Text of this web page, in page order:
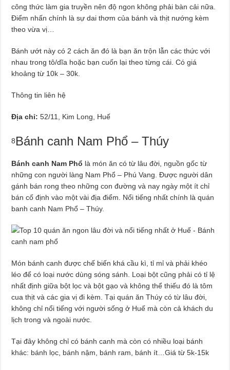
công thức làm gia truyền nên độ ngon không phải bàn cải nữa.
Điểm nhấn chính là sự dai thơm của bánh và thịt nướng kèm
theo vừa vị…
Bánh ướt này có 2 cách ăn đó là bạn ăn trộn lẫn các thức với
nhau trong tô/dĩa hoặc bạn cuốn lại theo từng cái. Có giá
khoảng từ 10k – 30k.
Thông tin liên hệ
Địa chỉ: 52/11, Kim Long, Huế
8Bánh canh Nam Phổ – Thúy
Bánh canh Nam Phổ là món ăn có từ lâu đời, nguồn gốc từ
những con người làng Nam Phổ – Phú Vang. Được người dân
gánh bán rong theo những con đường và nay ngày một ít chỉ
bán cố định vào một vài địa điểm. Nổi tiếng nhất chính là quán
banh canh Nam Phổ – Thúy.
Món bánh canh được chế biến khá cầu kì, tỉ mỉ và phải khéo
léo để có loại nước dùng sóng sánh. Loại bột cũng phải có tỉ lệ
nhất định giữa bột lọc và bột gạo và không thể thiếu đó là tôm
cua thịt và các gia vị đi kèm. Tại quán ăn Thúy có từ lâu đời,
không chỉ nổi tiếng với người sống ở Huế mà còn cả khách du
lịch trong và ngoài nước.
Tại đây không chỉ có bánh canh mà còn có nhiều loại bánh
khác: bánh lọc, bánh nậm, bánh ram, bánh ít…Giá từ 5k-15k